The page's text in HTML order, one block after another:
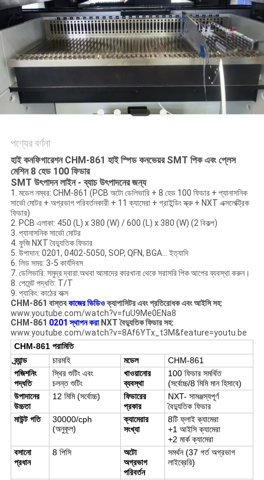
সাইটম্যাপ
গোপনীয়তা
নীতি
পণ্যের বর্ণনা
হাই কনফিগারেশন CHM-861 হাই স্পিড কনভেয়র SMT পিক এবং প্লেস
মেশিন 8 হেড 100 ফিডার
SMT উৎপাদন লাইন - ব্যাচ উৎপাদনের জন্য
1. মডেল নম্বর: CHM-861 (PCB অটো ডেলিভারি + 8 হেড 100 ফিডার + প্যানাসনিক
সার্ভো মোটর + অগ্রভাগ পরিবর্তনকারী + 11 ক্যামেরা + গ্রাইন্ডিং স্ক্রু + NXT এক্সলেক্ট্রিক
ফিডার)
2. PCB এলাকা: 450 (L) x 380 (W) / 600 (L) x 380 (W) (2 বিকল্প)
3. প্যানাসনিক সার্ভো মোটর
4. ফুজি NXT বৈদ্যুতিক ফিডার
5. উপাদান: 0201, 0402-5050, SOP, QFN, BGA... ইত্যাদি
6. লিড সময়: 3-5 কার্যদিবস
7. ডেলিভারি: সমুদ্র দ্বারা.অথবা আমাদের কারখানা থেকে সরাসরি পিক আপের ব্যবস্থা করুন।
8. পেমেন্ট পদ্ধতি: T/T
9. প্যাকিং: কাঠের বাক্স
CHM-861 বাস্তবকাজের ভিডিওক্যাপাসিটর এবং প্রতিরোধক এবং আইসি সহ:
www.youtube.com/watch?v=fuU9Me0ENa8
CHM-861 0201 স্থাপন করাNXT বৈদ্যুতিক ফিডার সহ:
www.youtube.com/watch?v=8Af6YTx_t3M&feature=youtu.be
CHM-861 পরামিতি
ব্র্যান্ড
চারমহি মডেল
CHM-861
পজিশনিং
পদ্ধতি
স্থির শুটিং এবং
চলন্ত শুটিং
খাওয়ানোর
ব্যবস্থা
100 ফিডার সমর্থিত
(সর্বোচ্চ/8 মিমি মান হিসাবে)
উপাদানের
উচ্চতা
12 মিমি (সর্বোচ্চ)
ফিডারের
প্রকার
NXT- সামঞ্জস্যপূর্ণ
বৈদ্যুতিক ফিডার
মাউন্ট গতি
30000/cph
(অনুকূল)
ক্যামেরার
সংখ্যা
8টি ফ্লাই ক্যামেরা
+1 আইসি ক্যামেরা
+2 মার্ক ক্যামেরা
বসানো
প্রধান
8 পিসি
অটো
অগ্রভাগ
পরিবর্তন
সমর্থন (37 গর্ত অগ্রভাগ
লাইব্রেরি)